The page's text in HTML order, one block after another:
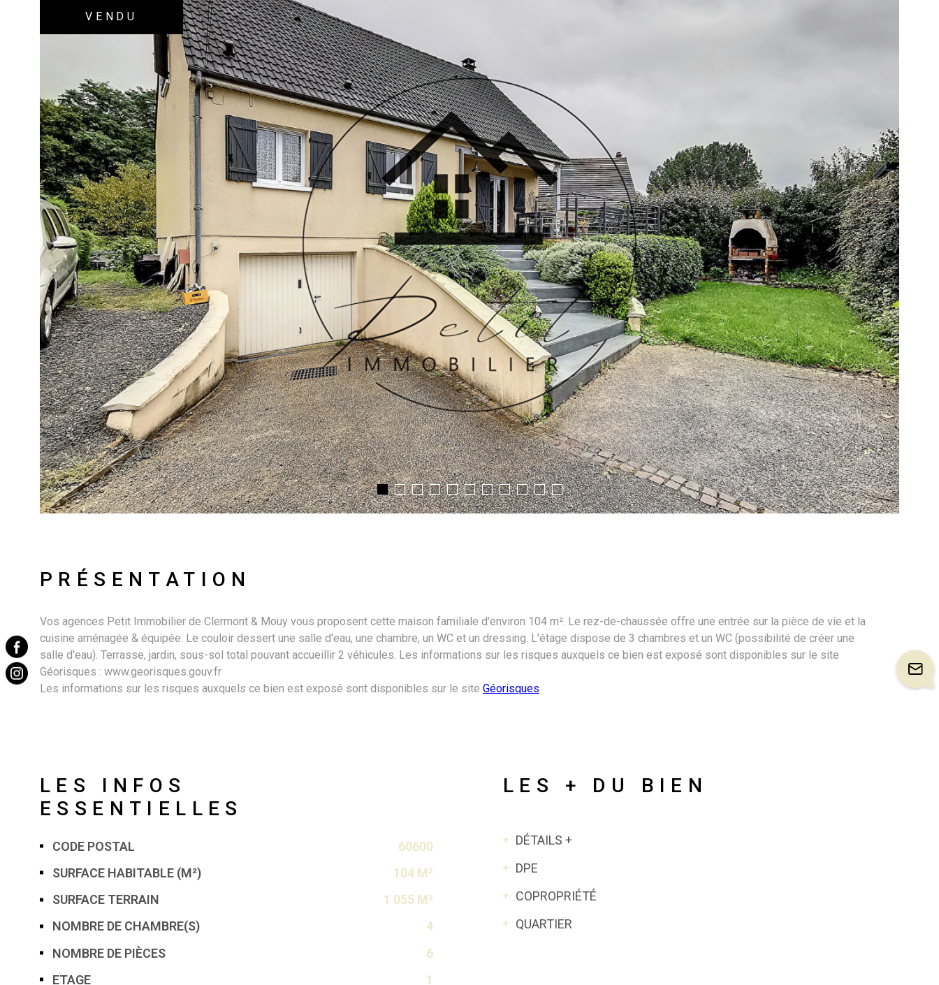
VENDU
PRÉSENTATION
Vos agences Petit Immobilier de Clermont & Mouy vous proposent cette maison familiale d'environ 104 m². Le rez-de-chaussée offre une entrée sur la pièce de vie et la
cuisine aménagée & équipée. Le couloir dessert une salle d'eau, une chambre, un WC et un dressing. L'étage dispose de 3 chambres et un WC (possibilité de créer une
salle d'eau). Terrasse, jardin, sous-sol total pouvant accueillir 2 véhicules. Les informations sur les risques auxquels ce bien est exposé sont disponibles sur le site
Géorisques : www.georisques.gouv.fr
Les informations sur les risques auxquels ce bien est exposé sont disponibles sur le site Géorisques
LES INFOS
ESSENTIELLES
Caractérisque Valeurs
CODE POSTAL
60600
SURFACE HABITABLE (M²)
104 M²
SURFACE TERRAIN
1 055 M²
NOMBRE DE CHAMBRE(S)
4
NOMBRE DE PIÈCES
6
ETAGE
1
LES + DU BIEN
DÉTAILS +
DPE
COPROPRIÉTÉ
QUARTIER